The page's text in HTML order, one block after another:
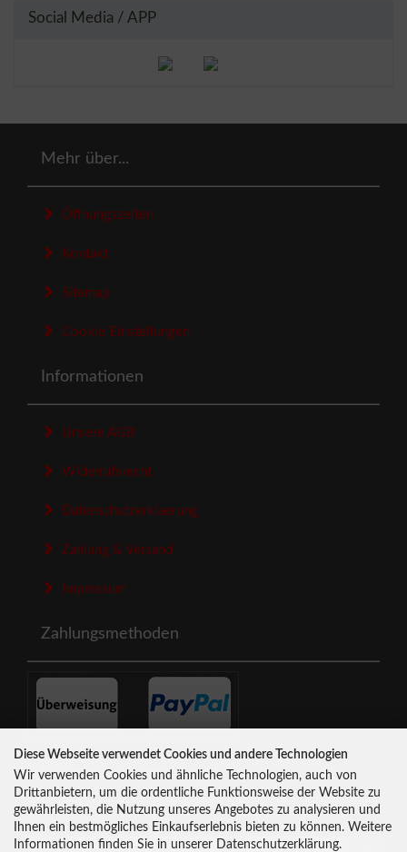
Social Media / APP
Mehr über...
Öffnungszeiten
Kontakt
Sitemap
Cookie Einstellungen
Informationen
Unsere AGB
Widerrufsrecht
Datenschutzerklaerung
Zahlung & Versand
Impressum
Zahlungsmethoden
Newsletter-Anmeldung
E-Mail-Adresse:
Diese Webseite verwendet Cookies und andere Technologien
Wir verwenden Cookies und ähnliche Technologien, auch von
Drittanbietern, um die ordentliche Funktionsweise der Website zu
gewährleisten, die Nutzung unseres Angebotes zu analysieren und
Ihnen ein bestmögliches Einkaufserlebnis bieten zu können. Weitere
Informationen finden Sie in unserer Datenschutzerklärung.